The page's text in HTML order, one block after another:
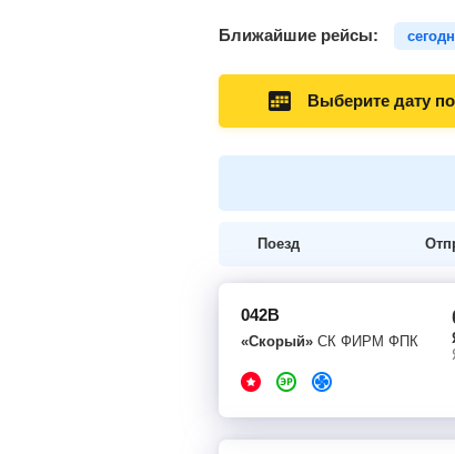
Ближайшие рейсы:
Выберите дату
Поезд
042В
«Скорый» СК ФИРМ ФПК